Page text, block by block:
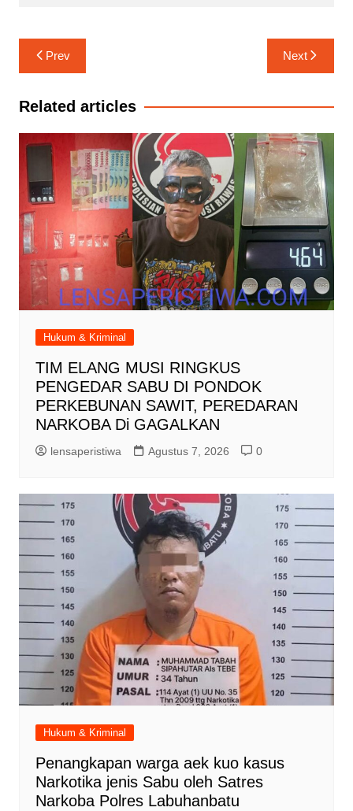
Navigasi
pos
Prev Next
Related articles
Hukum & Kriminal
TIM ELANG MUSI RINGKUS
PENGEDAR SABU DI PONDOK
PERKEBUNAN SAWIT, PEREDARAN
NARKOBA Di GAGALKAN
lensaperistiwa Agustus 7, 2026 0
Hukum & Kriminal
Penangkapan warga aek kuo kasus
Narkotika jenis Sabu oleh Satres
Narkoba Polres Labuhanbatu